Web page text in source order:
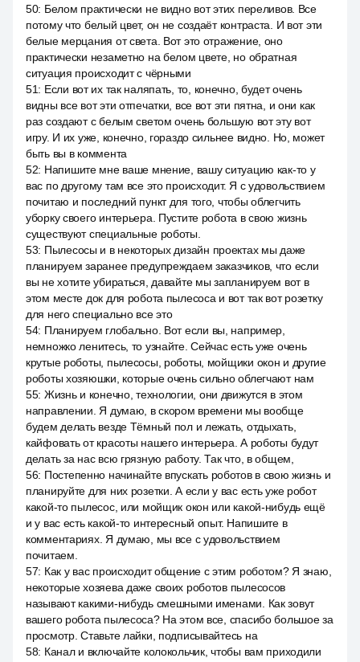
50: Белом практически не видно вот этих переливов. Все
потому что белый цвет, он не создаёт контраста. И вот эти
белые мерцания от света. Вот это отражение, оно
практически незаметно на белом цвете, но обратная
ситуация происходит с чёрными
51: Если вот их так наляпать, то, конечно, будет очень
видны все вот эти отпечатки, все вот эти пятна, и они как
раз создают с белым светом очень большую вот эту вот
игру. И их уже, конечно, гораздо сильнее видно. Но, может
быть вы в коммента
52: Напишите мне ваше мнение, вашу ситуацию как-то у
вас по другому там все это происходит. Я с удовольствием
почитаю и последний пункт для того, чтобы облегчить
уборку своего интерьера. Пустите робота в свою жизнь
существуют специальные роботы.
53: Пылесосы и в некоторых дизайн проектах мы даже
планируем заранее предупреждаем заказчиков, что если
вы не хотите убираться, давайте мы запланируем вот в
этом месте док для робота пылесоса и вот так вот розетку
для него специально все это
54: Планируем глобально. Вот если вы, например,
немножко ленитесь, то узнайте. Сейчас есть уже очень
крутые роботы, пылесосы, роботы, мойщики окон и другие
роботы хозяюшки, которые очень сильно облегчают нам
55: Жизнь и конечно, технологии, они движутся в этом
направлении. Я думаю, в скором времени мы вообще
будем делать везде Тёмный пол и лежать, отдыхать,
кайфовать от красоты нашего интерьера. А роботы будут
делать за нас всю грязную работу. Так что, в общем,
56: Постепенно начинайте впускать роботов в свою жизнь и
планируйте для них розетки. А если у вас есть уже робот
какой-то пылесос, или мойщик окон или какой-нибудь ещё
и у вас есть какой-то интересный опыт. Напишите в
комментариях. Я думаю, мы все с удовольствием
почитаем.
57: Как у вас происходит общение с этим роботом? Я знаю,
некоторые хозяева даже своих роботов пылесосов
называют какими-нибудь смешными именами. Как зовут
вашего робота пылесоса? На этом все, спасибо большое за
просмотр. Ставьте лайки, подписывайтесь на
58: Канал и включайте колокольчик, чтобы вам приходили